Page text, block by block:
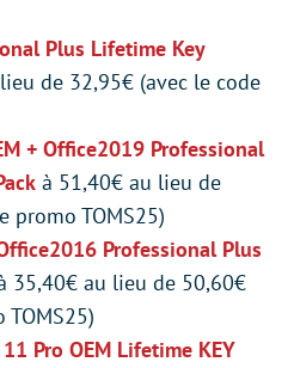
Plus Lifetime Key
de 32,95€ (avec le code
+ Office2019 Professional
à 51,40€ au lieu de
promo TOMS25)
Professional Plus
35,40€ au lieu de 50,60€
Pro OEM Lifetime KEY